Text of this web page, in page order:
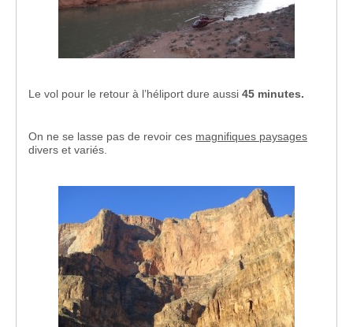
Le vol pour le retour à l’héliport dure aussi 45 minutes.
On ne se lasse pas de revoir ces magnifiques paysages
divers et variés.